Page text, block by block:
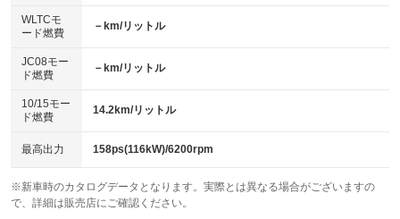
センターデフロック
：装備なし
電動格納ミラー
：装備なし
エアロ
：装備なし
：装備なし
パワーシート
ベンチシート
：装備なし
チップアップシート
：装備なし
：装備なし ：装備なし
ウォークスルー
：装備なし
WLTCモ
ード燃費
－km/リットル
JC08モー
ド燃費
－km/リットル
10/15モー
ド燃費
14.2km/リットル
最高出力 158ps(116kW)/6200rpm
※新車時のカタログデータとなります。実際とは異なる場合がございますの
で、詳細は販売店にご確認ください。